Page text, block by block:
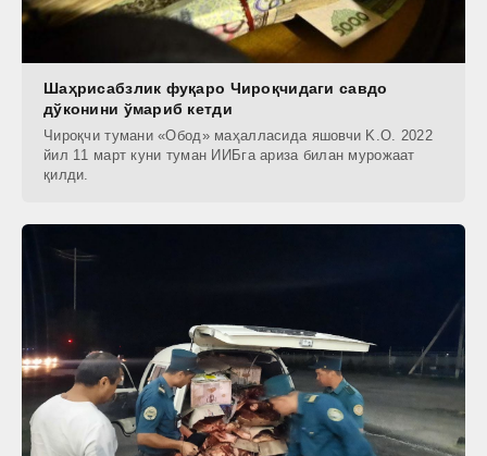
Шаҳрисабзлик фуқаро Чироқчидаги савдо
дўконини ўмариб кетди
Чироқчи тумани «Обод» маҳалласида яшовчи K.O. 2022
йил 11 март куни туман ИИБга ариза билан мурожаат
қилди.